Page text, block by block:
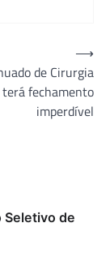
de Cirurgia
terá fechamento
imperdível
⟶
Seletivo de